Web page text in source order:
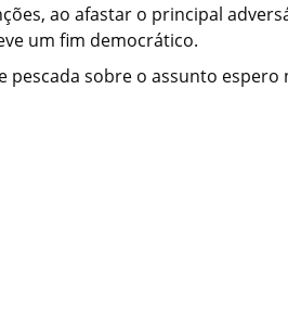
ao afastar o principal
um fim democrático.
sobre o assunto